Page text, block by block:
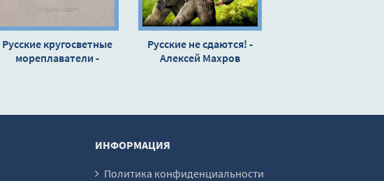
Русские кругосветные
мореплаватели -
Русские не сдаются! -
Алексей Махров
ИНФОРМАЦИЯ
Политика конфиденциальности